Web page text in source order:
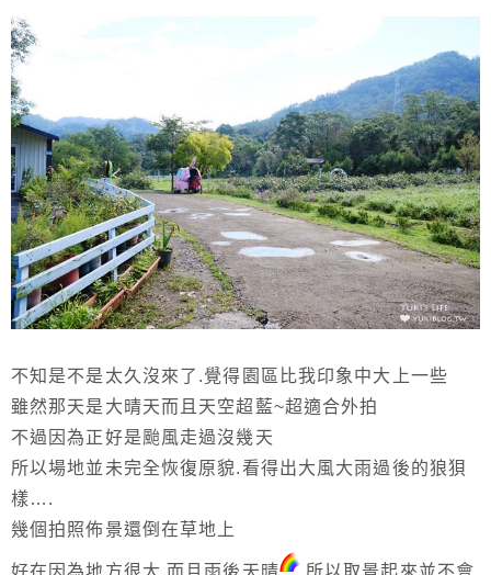
不知是不是太久沒來了.覺得園區比我印象中大上一些
雖然那天是大晴天而且天空超藍~超適合外拍
不過因為正好是颱風走過沒幾天
所以場地並未完全恢復原貌.看得出大風大雨過後的狼狽
樣….
幾個拍照佈景還倒在草地上
好在因為地方很大.而且雨後天晴 .所以取景起來並不會